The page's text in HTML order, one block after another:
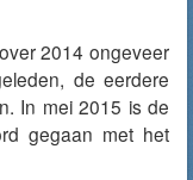
2014 ongeveer
de eerdere
In mei 2015 is de
gegaan met het